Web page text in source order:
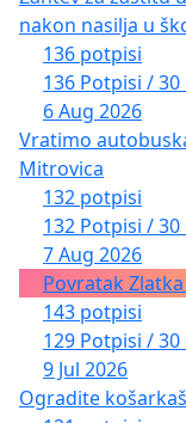
nakon nasilja u
136 potpisi
136 Potpisi / 30
6 Aug 2026
Vratimo
Mitrovica
132 potpisi
132 Potpisi / 30
7 Aug 2026
Povratak
143 potpisi
129 Potpisi / 30
9 Jul 2026
Ogradite